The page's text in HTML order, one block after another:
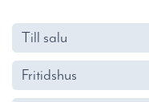
Till salu
Fritidshus